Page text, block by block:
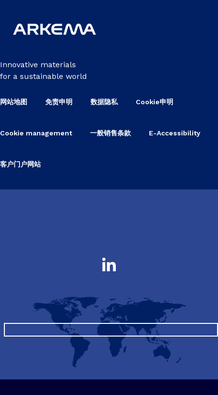
Innovative materials
for a sustainable world
网站地图 免责申明 数据隐私 Cookie申明
Cookie management 一般销售条款 E-Accessibility
客户门户网站